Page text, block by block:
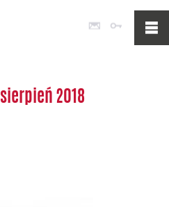
Poczta
sierpień 2018